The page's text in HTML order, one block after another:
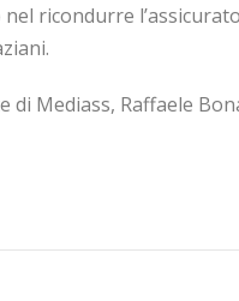
ricondurre
Mediass, Raffaele